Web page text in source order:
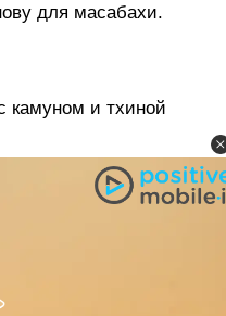
для масабахи.
камуном и тхиной